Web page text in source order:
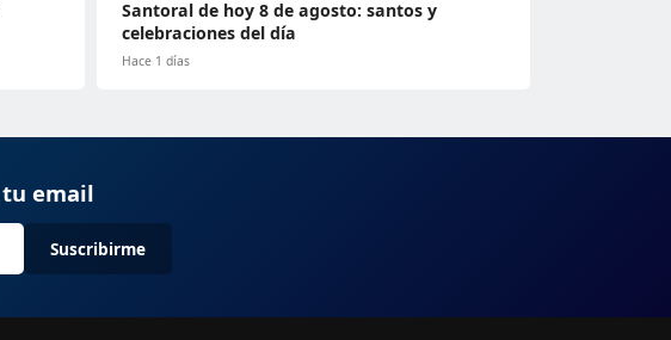
Santoral de hoy 8 de agosto: santos y
celebraciones del día
Hace 1 días
email
Suscribirme